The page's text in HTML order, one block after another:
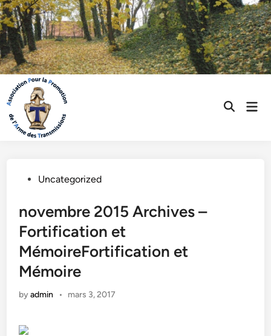
Skip
to
content
Open
PostedUncategorized
novembre 2015 Archives –
Fortification et
MémoireFortification et
Mémoire
byadmin • mars 3, 2017